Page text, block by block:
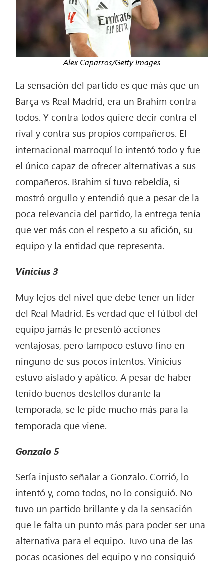
Alex Caparros/Getty Images
La sensación del partido es que más que un
Barça vs Real Madrid, era un Brahim contra
todos. Y contra todos quiere decir contra el
rival y contra sus propios compañeros. El
internacional marroquí lo intentó todo y fue
el único capaz de ofrecer alternativas a sus
compañeros. Brahim sí tuvo rebeldía, si
mostró orgullo y entendió que a pesar de la
poca relevancia del partido, la entrega tenía
que ver más con el respeto a su afición, su
equipo y la entidad que representa.
Vinícius 3
Muy lejos del nivel que debe tener un líder
del Real Madrid. Es verdad que el fútbol del
equipo jamás le presentó acciones
ventajosas, pero tampoco estuvo fino en
ninguno de sus pocos intentos. Vinícius
estuvo aislado y apático. A pesar de haber
tenido buenos destellos durante la
temporada, se le pide mucho más para la
temporada que viene.
Gonzalo 5
Sería injusto señalar a Gonzalo. Corrió, lo
intentó y, como todos, no lo consiguió. No
tuvo un partido brillante y da la sensación
que le falta un punto más para poder ser una
alternativa para el equipo. Tuvo una de las
pocas ocasiones del equipo y no consiguió